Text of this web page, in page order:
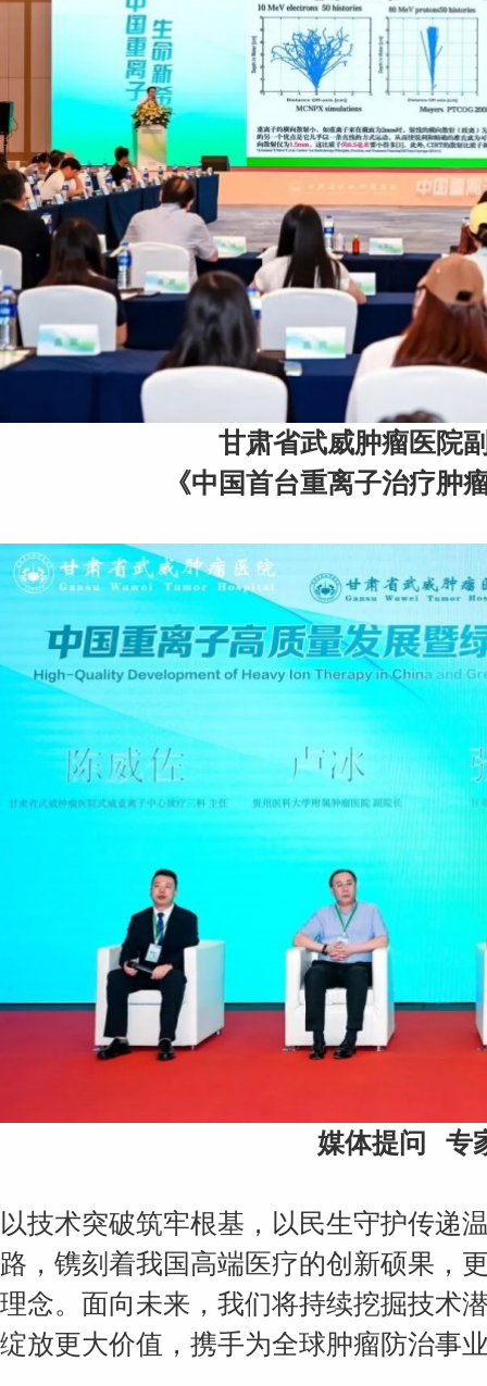
甘肃省武威肿瘤医院
《中国首台重离子治疗肿
媒体提问 专
以技术突破筑牢根基，以民生守护传递
路，镌刻着我国高端医疗的创新硕果，
理念。面向未来，我们将持续挖掘技术
绽放更大价值，携手为全球肿瘤防治事